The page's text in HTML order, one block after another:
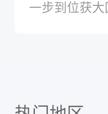
一步到位获